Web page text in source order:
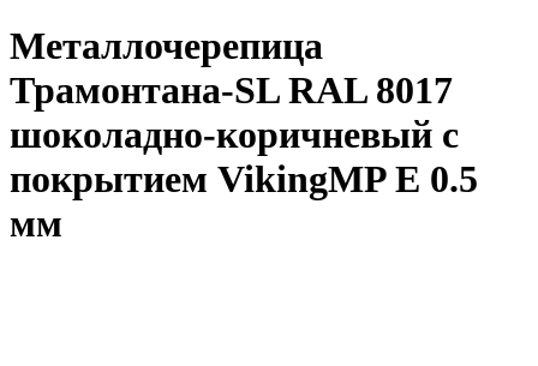
Металлочерепица
Трамонтана-SL RAL 8017
шоколадно-коричневый с
покрытием VikingMP E 0.5
мм